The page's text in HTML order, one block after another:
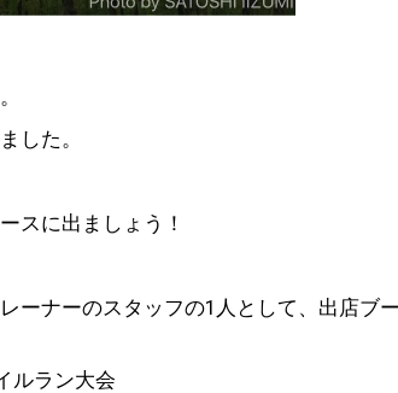
した。
スに出ましょう！
ーナーのスタッフの1人として、出店ブ
ルラン大会